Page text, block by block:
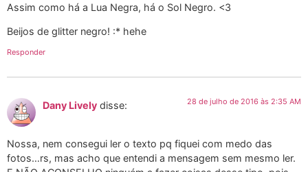
Assim como há a Lua Negra, há o Sol Negro. <3
Beijos de glitter negro! :* hehe
Responder
Dany Lively disse: 28 de julho de 2016 às 2:35 AM
Nossa, nem consegui ler o texto pq fiquei com medo das
fotos…rs, mas acho que entendi a mensagem sem mesmo ler.